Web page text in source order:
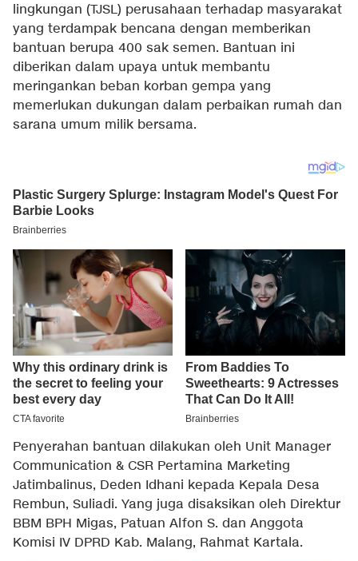
lingkungan (TJSL) perusahaan terhadap masyarakat
yang terdampak bencana dengan memberikan
bantuan berupa 400 sak semen. Bantuan ini
diberikan dalam upaya untuk membantu
meringankan beban korban gempa yang
memerlukan dukungan dalam perbaikan rumah dan
sarana umum milik bersama.
Penyerahan bantuan dilakukan oleh Unit Manager
Communication & CSR Pertamina Marketing
Jatimbalinus, Deden Idhani kepada Kepala Desa
Rembun, Suliadi. Yang juga disaksikan oleh Direktur
BBM BPH Migas, Patuan Alfon S. dan Anggota
Komisi IV DPRD Kab. Malang, Rahmat Kartala.